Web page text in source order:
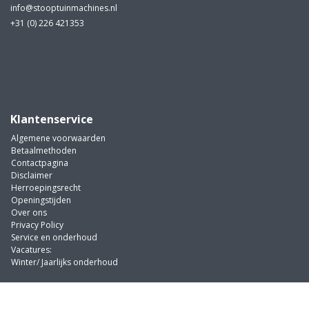
info@stooptuinmachines.nl
+31 (0) 226 421353
Klantenservice
Algemene voorwaarden
Betaalmethoden
Contactpagina
Disclaimer
Herroepingsrecht
Openingstijden
Over ons
Privacy Policy
Service en onderhoud
Vacatures:
Winter/ Jaarlijks onderhoud